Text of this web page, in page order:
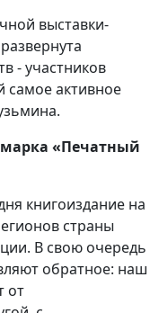
выставки-
- участников
самое активное
«Печатный
книгоиздание на
страны
В свою очередь
обратное: наш
от